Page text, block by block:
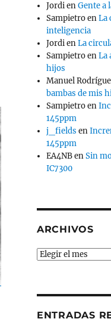
JordienGente a
SampietroenLa
inteligencia
JordienLa
SampietroenLa
hijos
Manuel
bambas de mis
Sampietroen
145ppm
j_fields en
145ppm
EA4NBenSin
IC7300
ARCHIVOS
Archivos
ENTRADAS